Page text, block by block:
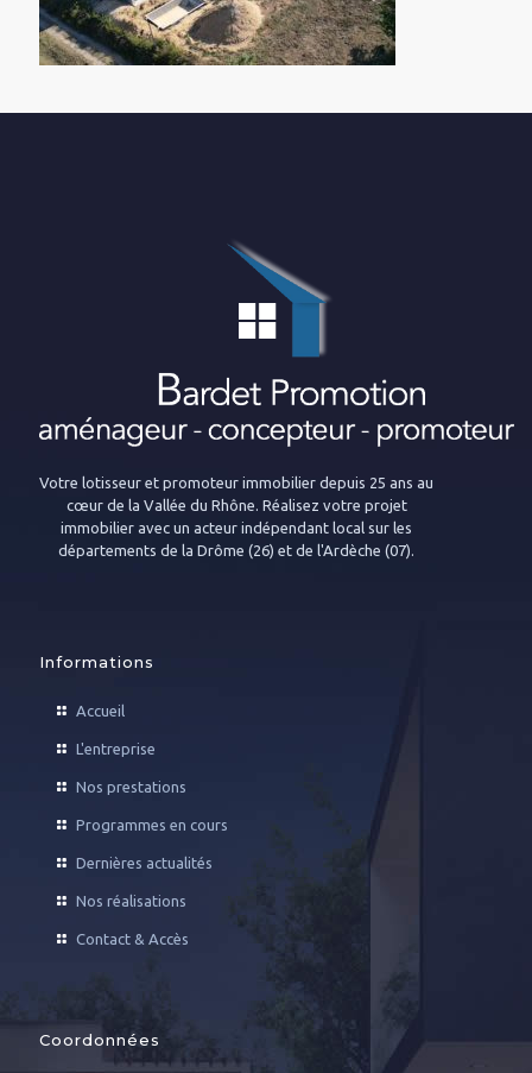
Votre lotisseur et promoteur immobilier depuis 25 ans au
cœur de la Vallée du Rhône. Réalisez votre projet
immobilier avec un acteur indépendant local sur les
départements de la Drôme (26) et de l'Ardèche (07).
Informations
Accueil
L'entreprise
Nos prestations
Programmes en cours
Dernières actualités
Nos réalisations
Contact & Accès
Coordonnées